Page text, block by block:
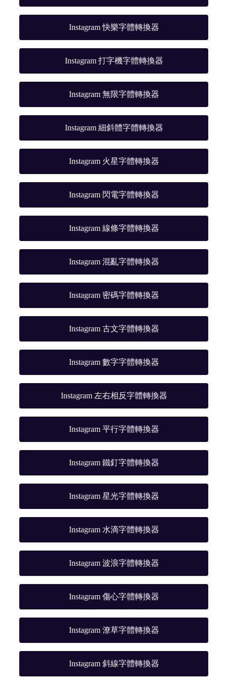
Instagram 快樂字體轉換器
Instagram 打字機字體轉換器
Instagram 無限字體轉換器
Instagram 細斜體字體轉換器
Instagram 火星字體轉換器
Instagram 閃電字體轉換器
Instagram 線條字體轉換器
Instagram 混亂字體轉換器
Instagram 密碼字體轉換器
Instagram 古文字體轉換器
Instagram 數字字體轉換器
Instagram 左右相反字體轉換器
Instagram 平行字體轉換器
Instagram 鐵釘字體轉換器
Instagram 星光字體轉換器
Instagram 水滴字體轉換器
Instagram 波浪字體轉換器
Instagram 傷心字體轉換器
Instagram 潦草字體轉換器
Instagram 斜線字體轉換器